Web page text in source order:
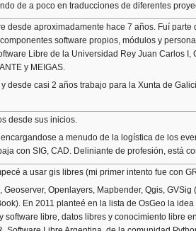
de a poco en traducciones de diferentes
desde aproximadamente hace 7 años. Fuí
software propios, módulos y
Libre de la Universidad Rey Juan Carlos
y MEIGAS.
desde casi 2 años trabajo para la Xunta de
desde sus inicios.
a menudo de la logística de los
con SIG, CAD. Deliniante de profesión, está
a usar gis libres (mi primer intento fue con
Openlayers, Mapbender, Qgis,
En 2011 planteé en la lista de OsGeo la
libre, datos libres y conocimiento libre